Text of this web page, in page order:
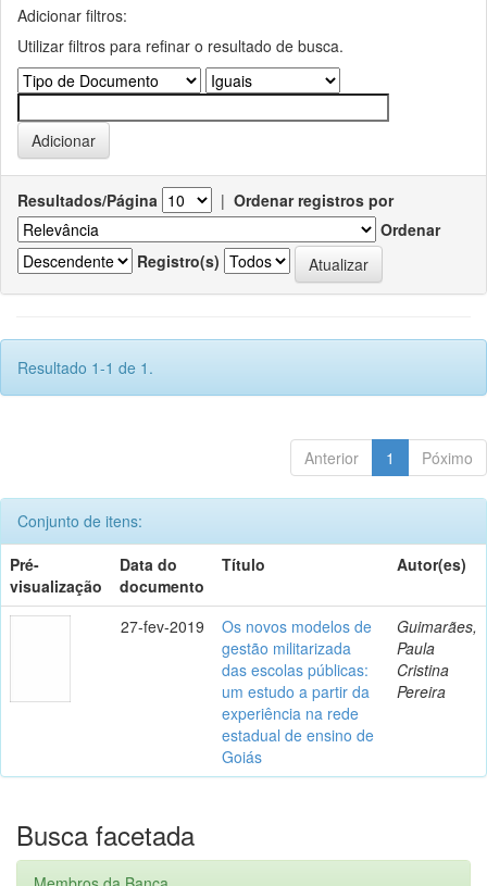
Adicionar filtros:
Utilizar filtros para refinar o resultado de busca.
Resultados/Página | Ordenar registros por
Ordenar
Registro(s)
Resultado 1-1 de 1.
Anterior 1 Póximo
Conjunto de itens:
Pré-
visualização
Data do
documento
Título Autor(es)
27-fev-2019
Os novos modelos de
gestão militarizada
das escolas públicas:
um estudo a partir da
experiência na rede
estadual de ensino de
Goiás
Guimarães,
Paula
Cristina
Pereira
Busca facetada